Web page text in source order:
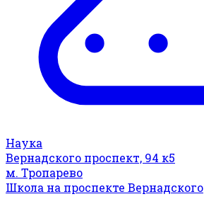
Наука
Вернадского проспект, 94 к5
м. Тропарево
Школа на проспекте Вернадского